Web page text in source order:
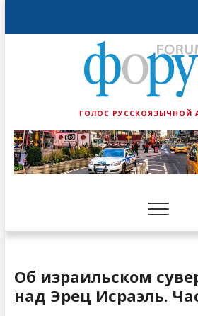
ГОЛОС РУССКОЯЗЫЧНОЙ
Об израильском
над Эрец Исраэль.